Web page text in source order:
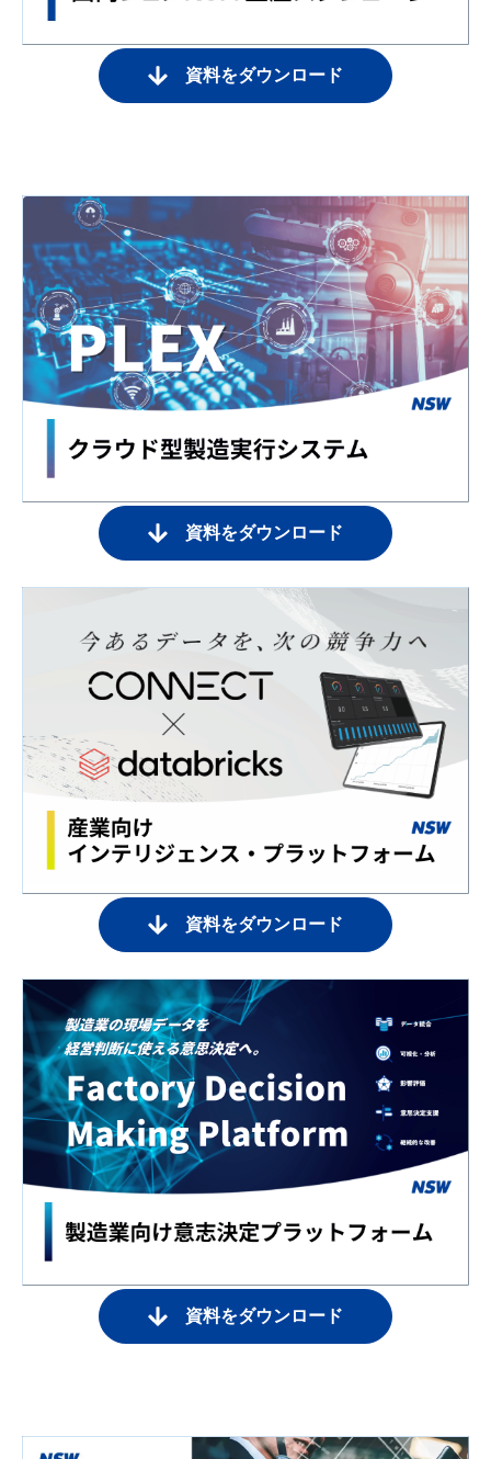
資料をダウンロード
資料をダウンロード
資料をダウンロード
資料をダウンロード